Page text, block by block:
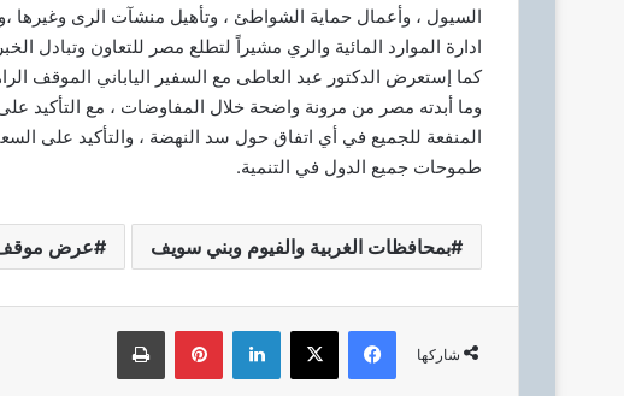
السيول ، وأعمال حماية الشواطئ ، وتأهيل منشآت الرى وغيرها
ادارة الموارد المائية والري مشيراً لتطلع مصر للتعاون وتبادل
كما إستعرض الدكتور عبد العاطى مع السفير الياباني الموقف
وما أبدته مصر من مرونة واضحة خلال المفاوضات ، مع التأكيد
المنفعة للجميع في أي اتفاق حول سد النهضة ، والتأكيد على
طموحات جميع الدول في التنمية.
بمحافظات الغربية والفيوم وبني سويف عرض موقف
شاركها
فيسبوك لينكدإن بينتيريست